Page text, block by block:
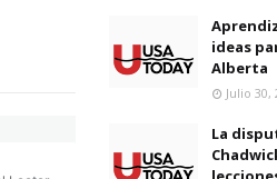
ideas
Alberta
Julio 30,
La